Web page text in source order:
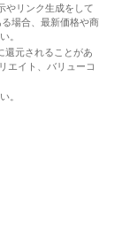
やリンク生成をして
場合、最新価格や商
。
還元されることがあ
エイト、バリューコ
。